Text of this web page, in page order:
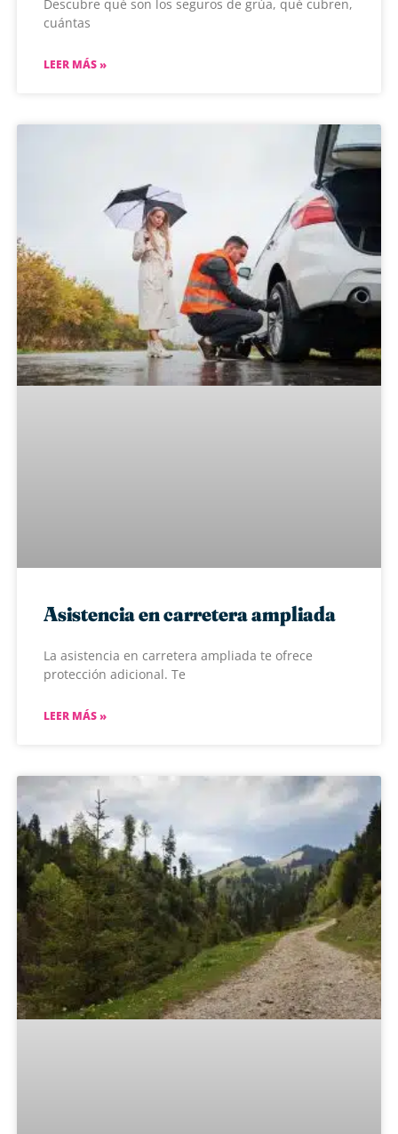
Descubre qué son los seguros de grúa, qué cubren,
cuántas
LEER MÁS »
Asistencia en carretera ampliada
La asistencia en carretera ampliada te ofrece
protección adicional. Te
LEER MÁS »